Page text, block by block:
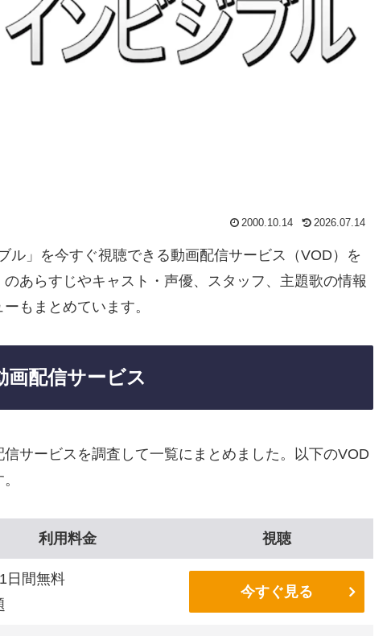
2000.10.14 2026.07.14
ル」を今すぐ視聴できる動画配信サービス（VOD）を
あらすじやキャスト・声優、スタッフ、主題歌の情報
もまとめています。
配信サービス
サービスを調査して一覧にまとめました。以下のVOD
利用料金 視聴
日間無料
今すぐ見る